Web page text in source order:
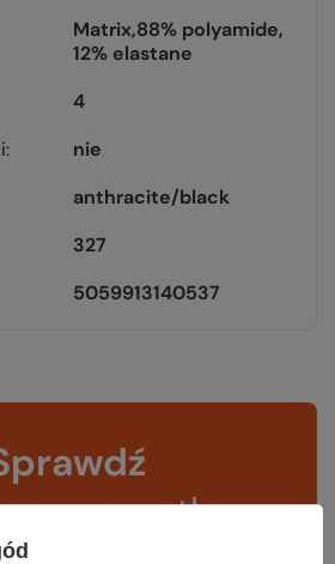
Matrix 88% polyamide
12% elastane
4
nie
anthracite/black
327
5059913140537
wszystko